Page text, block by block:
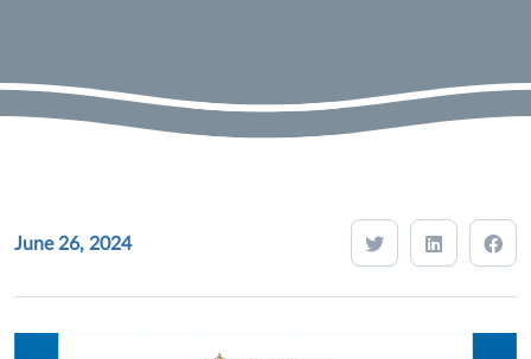
June 26, 2024